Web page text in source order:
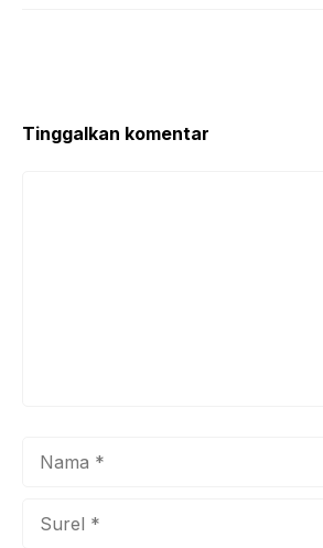
Tinggalkan komentar